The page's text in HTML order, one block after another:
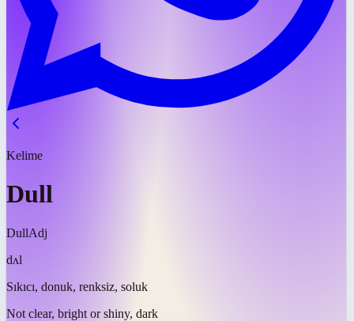
Kelime
Dull
DullAdj
dʌl
Sıkıcı, donuk, renksiz, soluk
Not clear, bright or shiny, dark